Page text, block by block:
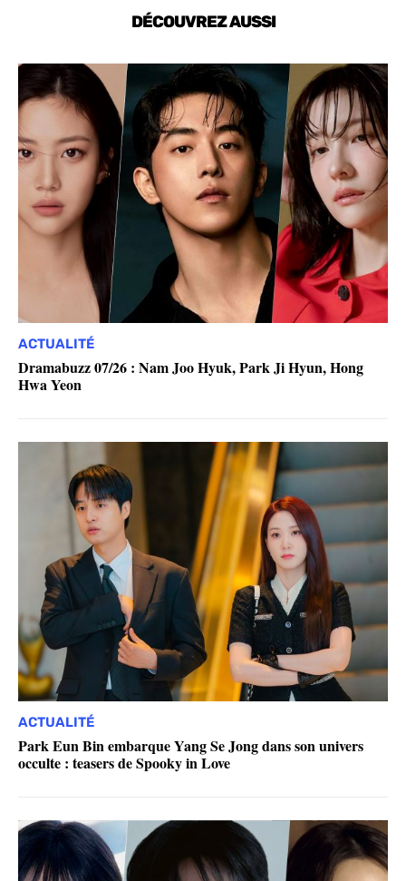
DÉCOUVREZ AUSSI
ACTUALITÉ
Dramabuzz 07/26 : Nam Joo Hyuk, Park Ji Hyun, Hong
Hwa Yeon
ACTUALITÉ
Park Eun Bin embarque Yang Se Jong dans son univers
occulte : teasers de Spooky in Love